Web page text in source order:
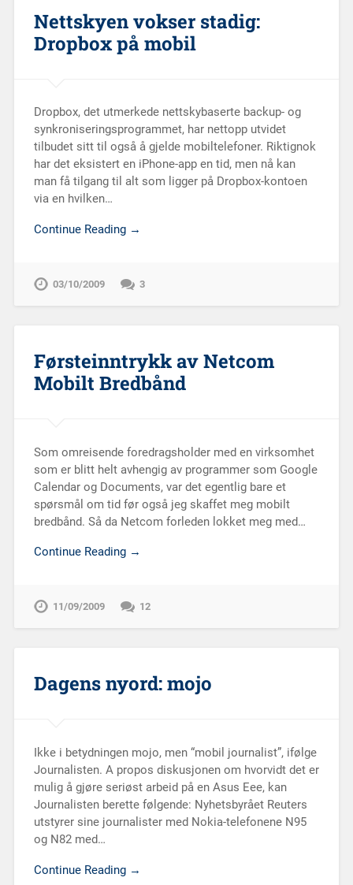
Nettskyen vokser stadig:
Dropbox på mobil
Dropbox, det utmerkede nettskybaserte backup- og
synkroniseringsprogrammet, har nettopp utvidet
tilbudet sitt til også å gjelde mobiltelefoner. Riktignok
har det eksistert en iPhone-app en tid, men nå kan
man få tilgang til alt som ligger på Dropbox-kontoen
via en hvilken…
Continue Reading →
03/10/2009 3
Førsteinntrykk av Netcom
Mobilt Bredbånd
Som omreisende foredragsholder med en virksomhet
som er blitt helt avhengig av programmer som Google
Calendar og Documents, var det egentlig bare et
spørsmål om tid før også jeg skaffet meg mobilt
bredbånd. Så da Netcom forleden lokket meg med…
Continue Reading →
11/09/2009 12
Dagens nyord: mojo
Ikke i betydningen mojo, men “mobil journalist”, ifølge
Journalisten. A propos diskusjonen om hvorvidt det er
mulig å gjøre seriøst arbeid på en Asus Eee, kan
Journalisten berette følgende: Nyhetsbyrået Reuters
utstyrer sine journalister med Nokia-telefonene N95
og N82 med…
Continue Reading →